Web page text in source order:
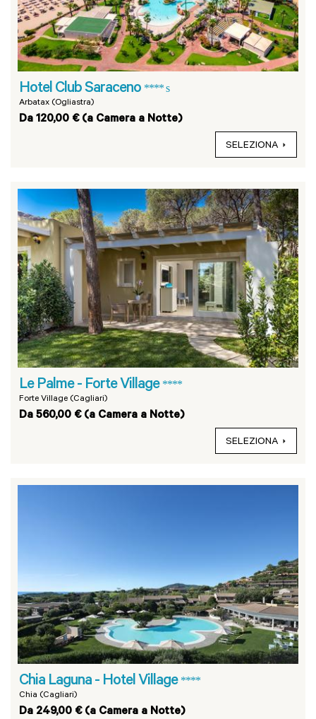
Hotel Club Saraceno **** s
Arbatax (Ogliastra)
Da 120,00 € (a Camera a Notte)
SELEZIONA
Le Palme - Forte Village ****
Forte Village (Cagliari)
Da 560,00 € (a Camera a Notte)
SELEZIONA
Chia Laguna - Hotel Village ****
Chia (Cagliari)
Da 249,00 € (a Camera a Notte)